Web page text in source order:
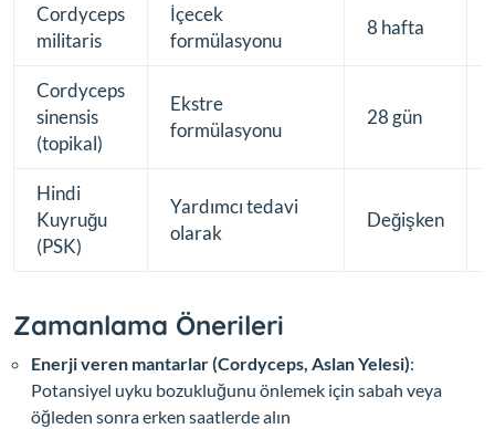
Cordyceps
militaris
İçecek
formülasyonu
8 hafta
Cordyceps
sinensis
(topikal)
Ekstre
formülasyonu
28 gün
Hindi
Kuyruğu
(PSK)
Yardımcı tedavi
olarak
Değişken
Zamanlama Önerileri
Enerji veren mantarlar (Cordyceps, Aslan Yelesi):
Potansiyel uyku bozukluğunu önlemek için sabah veya
öğleden sonra erken saatlerde alın